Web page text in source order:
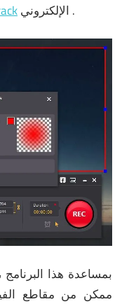
.
بمساعدة هذا
ممكن من مقاطع